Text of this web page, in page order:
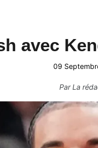
avec
09
ParLa